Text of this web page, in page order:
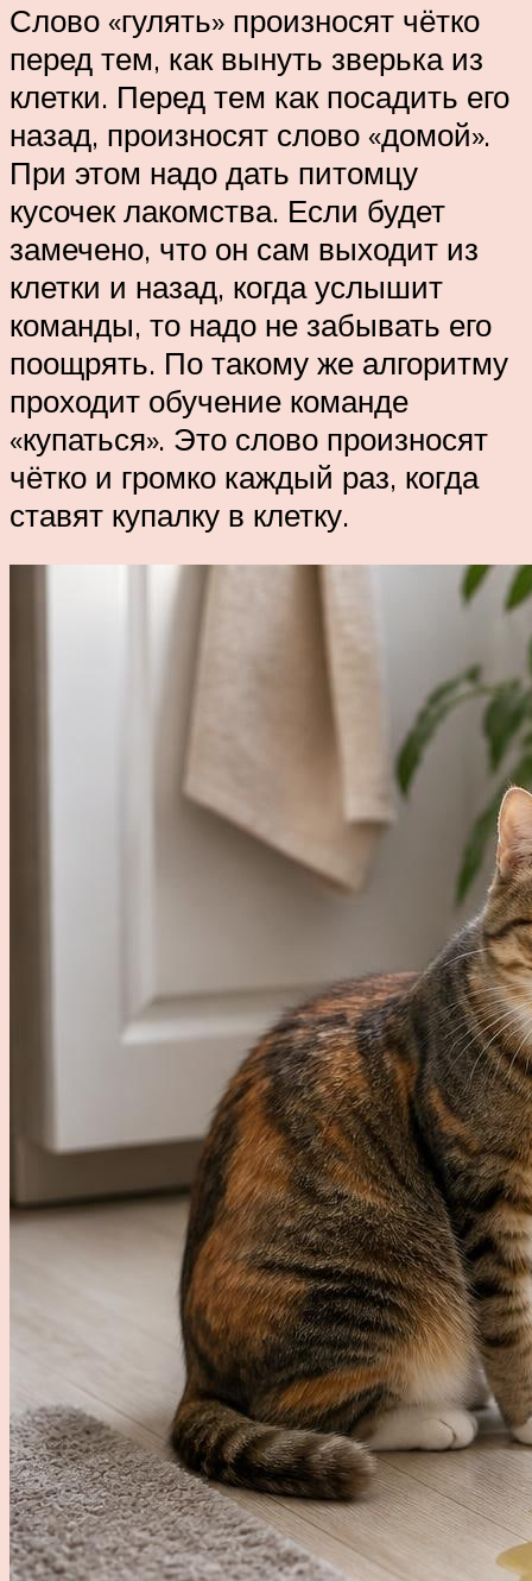
Слово «гулять» произносят чётко
перед тем, как вынуть зверька из
клетки. Перед тем как посадить его
назад, произносят слово «домой».
При этом надо дать питомцу
кусочек лакомства. Если будет
замечено, что он сам выходит из
клетки и назад, когда услышит
команды, то надо не забывать его
поощрять. По такому же алгоритму
проходит обучение команде
«купаться». Это слово произносят
чётко и громко каждый раз, когда
ставят купалку в клетку.